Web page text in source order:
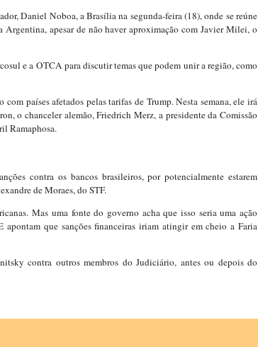
Daniel Noboa, a Brasília na segunda-feira (18), onde se reúne
apesar de não haver aproximação com Javier Milei, o
e a OTCA para discutir temas que podem unir a região, como
países afetados pelas tarifas de Trump. Nesta semana, ele irá
o chanceler alemão, Friedrich Merz, a presidente da Comissão
Ramaphosa.
contra os bancos brasileiros, por potencialmente estarem
de Moraes, do STF.
Mas uma fonte do governo acha que isso seria uma ação
que sanções financeiras iriam atingir em cheio a Faria
contra outros membros do Judiciário, antes ou depois do